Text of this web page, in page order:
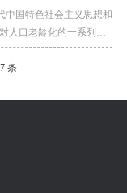
中国特色社会主义思想和
人口老龄化的一系列决
条